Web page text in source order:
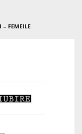
– FEMEILE